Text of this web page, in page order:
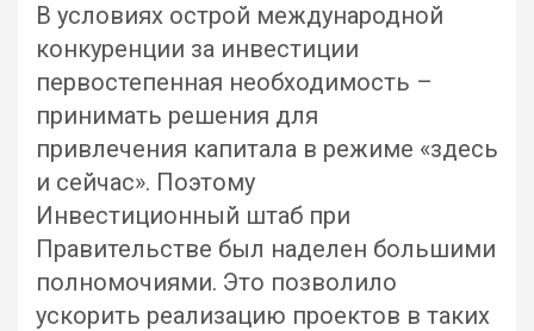
В условиях острой международной
конкуренции за инвестиции
первостепенная необходимость –
принимать решения для
привлечения капитала в режиме «здесь
и сейчас». Поэтому
Инвестиционный штаб при
Правительстве был наделен большими
полномочиями. Это позволило
ускорить реализацию проектов в таких